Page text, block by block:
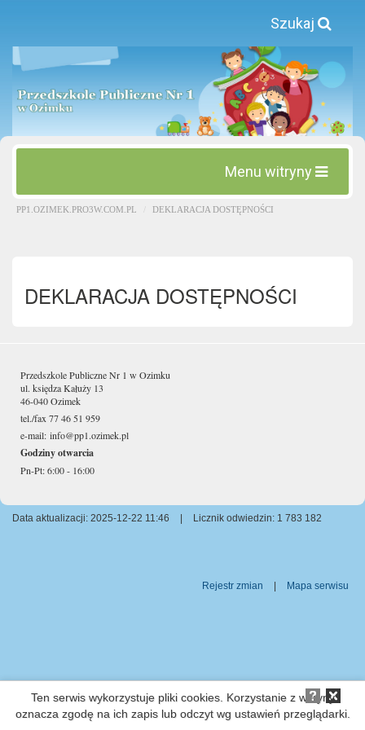
Szukaj
Menu witryny
PP1.OZIMEK.PRO3W.COM.PL DEKLARACJA DOSTĘPNOŚCI
DEKLARACJA DOSTĘPNOŚCI
Przedszkole Publiczne Nr 1 w Ozimku
ul. księdza Kałuży 13
46-040 Ozimek
tel./fax 77 46 51 959
e-mail: info@pp1.ozimek.pl
Godziny otwarcia
Pn-Pt: 6:00 - 16:00
Data aktualizacji: 2025-12-22 11:46 Licznik odwiedzin: 1 783 182
Rejestr zmian Mapa serwisu
Ten serwis wykorzystuje pliki cookies. Korzystanie z witryny
oznacza zgodę na ich zapis lub odczyt wg ustawień przeglądarki.